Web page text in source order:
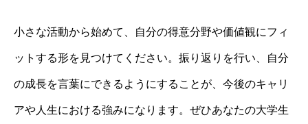
小さな活動から始めて、自分の得意分野や価値観にフィ
ットする形を見つけてください。振り返りを行い、自分
の成長を言葉にできるようにすることが、今後のキャリ
アや人生における強みになります。ぜひあなたの大学生